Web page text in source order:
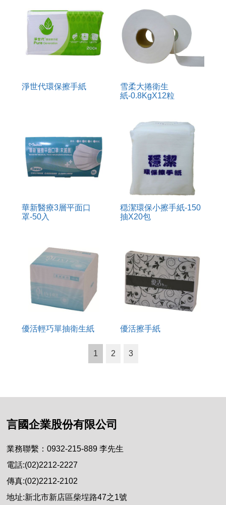
淨世代環保擦手紙
雪柔大捲衛生
紙-0.8KgX12粒
華新醫療3層平面口
罩-50入
穏潔環保小擦手紙-150
抽X20包
優活輕巧單抽衛生紙 優活擦手紙
1 2 3
言國企業股份有限公司
業務聯繫：0932-215-889 李先生
電話:(02)2212-2227
傳真:(02)2212-2102
地址:新北市新店區柴埕路47之1號